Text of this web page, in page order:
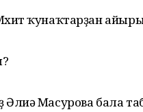
ҡунаҡтарҙан
Әлиә Масурова бала